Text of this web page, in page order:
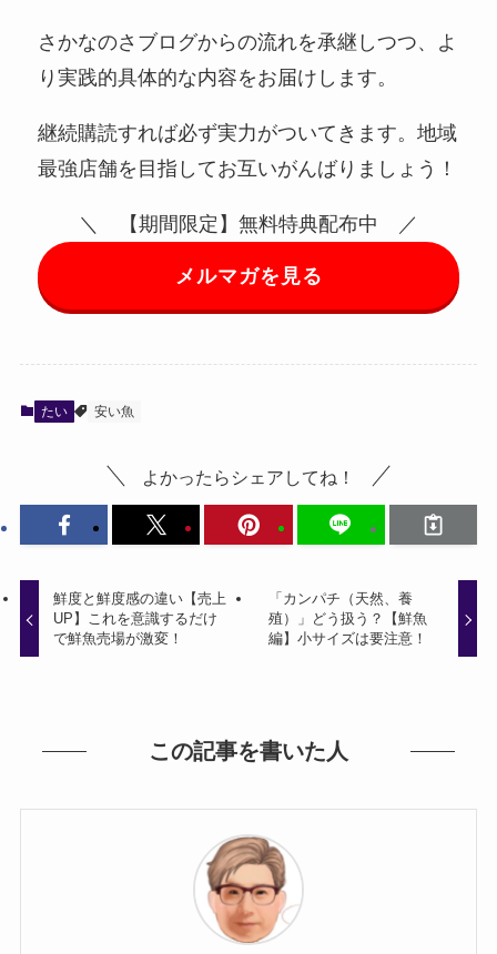
さかなのさブログからの流れを承継しつつ、よ
り実践的具体的な内容をお届けします。
継続購読すれば必ず実力がついてきます。地域
最強店舗を目指してお互いがんばりましょう！
＼ 【期間限定】無料特典配布中 ／
メルマガを見る
たい 安い魚
よかったらシェアしてね！
鮮度と鮮度感の違い【売上
UP】これを意識するだけ
で鮮魚売場が激変！
「カンパチ（天然、養
殖）」どう扱う？【鮮魚
編】小サイズは要注意！
この記事を書いた人